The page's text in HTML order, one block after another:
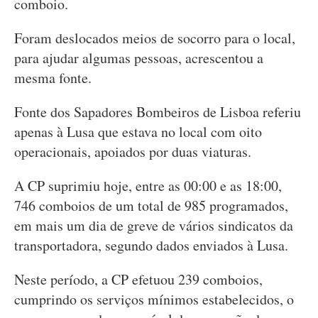
comboio.
Foram deslocados meios de socorro para o local,
para ajudar algumas pessoas, acrescentou a
mesma fonte.
Fonte dos Sapadores Bombeiros de Lisboa referiu
apenas à Lusa que estava no local com oito
operacionais, apoiados por duas viaturas.
A CP suprimiu hoje, entre as 00:00 e as 18:00,
746 comboios de um total de 985 programados,
em mais um dia de greve de vários sindicatos da
transportadora, segundo dados enviados à Lusa.
Neste período, a CP efetuou 239 comboios,
cumprindo os serviços mínimos estabelecidos, o